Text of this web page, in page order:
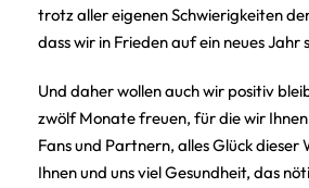
trotz aller eigenen Schwierigkeiten
dass wir in Frieden auf ein neues Jahr
Und daher wollen auch wir positiv
zwölf Monate freuen, für die wir
Fans und Partnern, alles Glück dieser
Ihnen und uns viel Gesundheit, das